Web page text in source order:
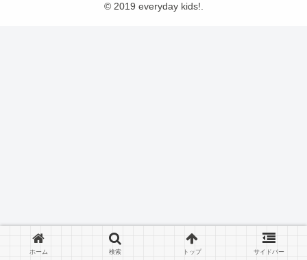
© 2019 everyday kids!.
ホーム 検索 トップ サイドバー